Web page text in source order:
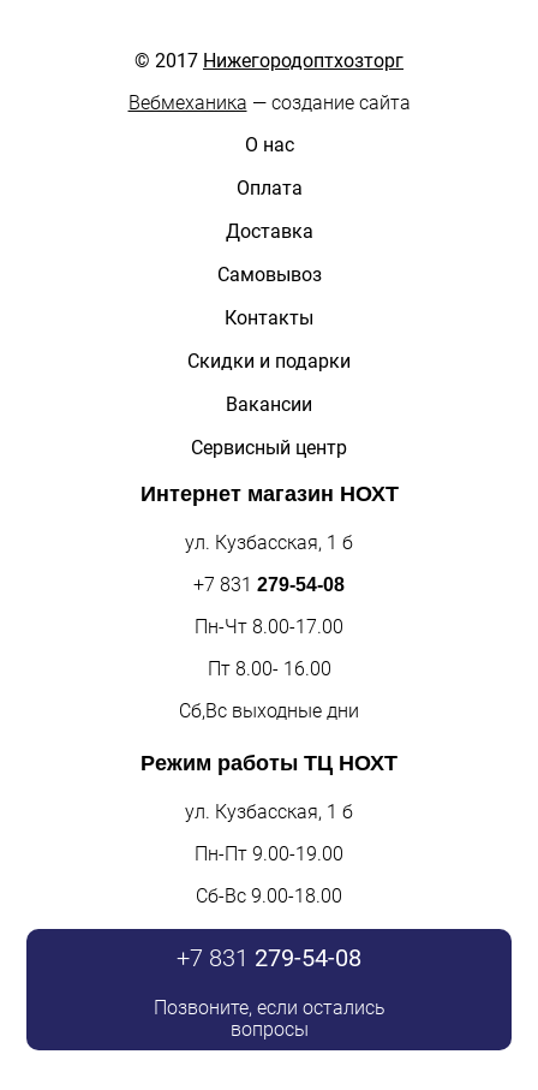
© 2017 Нижегородоптхозторг
Вебмеханика — создание сайта
О нас
Оплата
Доставка
Самовывоз
Контакты
Скидки и подарки
Вакансии
Сервисный центр
Интернет магазин НОХТ
ул. Кузбасская, 1 б
+7 831 279-54-08
Пн-Чт 8.00-17.00
Пт 8.00- 16.00
Сб,Вс выходные дни
Режим работы ТЦ НОХТ
ул. Кузбасская, 1 б
Пн-Пт 9.00-19.00
Сб-Вс 9.00-18.00
+7 831 279-54-08
Позвоните, если остались
вопросы